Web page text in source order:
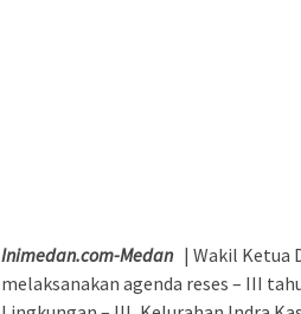
Inimedan.com-Medan | Wakil Ketua
melaksanakan agenda reses – III